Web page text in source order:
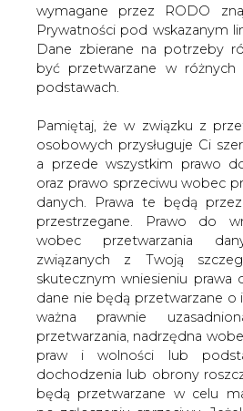
wymagane przez RODO
Prywatności pod wskazanym
Dane zbierane na potrzeby
być przetwarzane w różnych
podstawach.
Pamiętaj, że w związku z
osobowych przysługuje Ci
a przede wszystkim prawo
oraz prawo sprzeciwu wobec
danych. Prawa te będą
przestrzegane. Prawo do
wobec przetwarzania
związanych z Twoją
skutecznym wniesieniu prawa
dane nie będą przetwarzane o
ważna prawnie
przetwarzania, nadrzędna
praw i wolności lub
dochodzenia lub obrony
będą przetwarzane w celu
Ciepło dla domów, czyli
uregulować rynek
Mimo boomu
budowlanego popyt na
dostarczane
ciepłowniczej maleje.
kilka, m.in. wzrastający
budowlanej i
Stołeczni producenci ciepła jak
zainteresowani rozwojem,
kogeneracyjne źródła ciepła
wytwarzanie energii